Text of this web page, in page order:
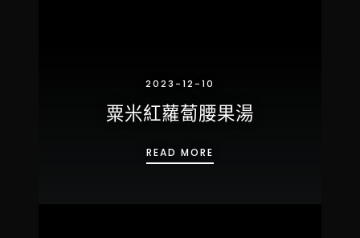
2023-12-10
粟米紅蘿蔔腰果湯
READ MORE